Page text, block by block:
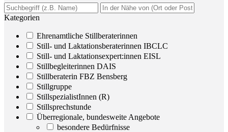
Kategorien
Ehrenamtliche Stillberaterinnen
Still- und Laktationsberaterinnen IBCLC
Still- und Laktationsexpert:innen EISL
Stillbegleiterinnen DAIS
Stillberaterin FBZ Bensberg
Stillgruppe
StillspezialistInnen (R)
Stillsprechstunde
Überregionale, bundesweite Angebote
besondere Bedürfnisse